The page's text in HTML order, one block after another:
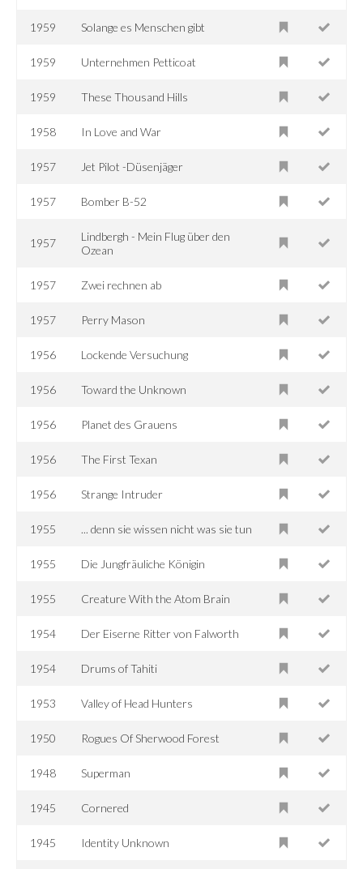
1959 Solange es Menschen gibt
1959 Unternehmen Petticoat
1959 These Thousand Hills
1958 In Love and War
1957 Jet Pilot -Düsenjäger
1957 Bomber B-52
1957
Lindbergh - Mein Flug über den
Ozean
1957 Zwei rechnen ab
1957 Perry Mason
1956 Lockende Versuchung
1956 Toward the Unknown
1956 Planet des Grauens
1956 The First Texan
1956 Strange Intruder
1955 ... denn sie wissen nicht was sie tun
1955 Die Jungfräuliche Königin
1955 Creature With the Atom Brain
1954 Der Eiserne Ritter von Falworth
1954 Drums of Tahiti
1953 Valley of Head Hunters
1950 Rogues Of Sherwood Forest
1948 Superman
1945 Cornered
1945 Identity Unknown